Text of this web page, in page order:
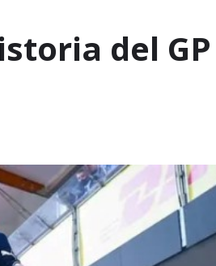
del GP